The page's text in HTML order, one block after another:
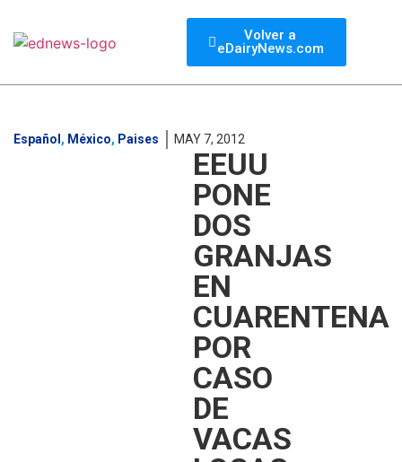
Volver a
eDairyNews.com
Español , México, Paises MAY 7, 2012
EEUU
PONE
DOS
GRANJAS
EN
CUARENTENA
POR
CASO
DE
VACAS